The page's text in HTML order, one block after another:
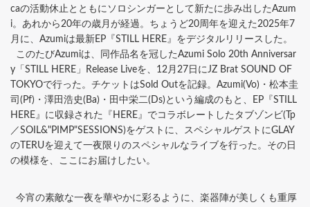
caの活動休止とともにソロシンガーとして新たに歩み出したAzum
i。あれから20年の歳月が経過。ちょうど20周年を迎えた2025年7
月に、Azumiは最新EP『STILL HERE』をデジタルリリースした。
このたびAzumiは、同作品名を冠したAzumi Solo 20th Anniversar
y「STILL HERE」Release Liveを、12月27日にJZ Brat SOUND OF
TOKYOで行った。チケットはSold Outを記録。Azumi(Vo)・松本圭
司(Pf)・澤田浩史(Ba)・田中栄二(Ds)という編成のもと、EP『STILL
HERE』に収録された『HERE』でコラボレートしたタブゾンビ(Tp
／SOIL&"PIMP"SESSIONS)をゲストに、スペシャルゲストにGLAY
のTERUを迎えて一夜限りのスペシャルなライブを行った。その日
の模様を、ここにお届けしたい。
今宵の素敵な一夜を華やかに彩るように、楽器陣が美しくも重厚